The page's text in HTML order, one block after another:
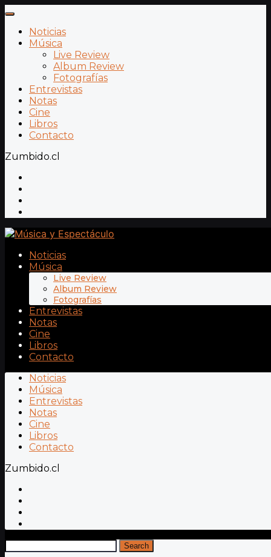
Noticias
Música
Live Review
Album Review
Fotografías
Entrevistas
Notas
Cine
Libros
Contacto
Zumbido.cl
Noticias
Música
Live Review
Album Review
Fotografías
Entrevistas
Notas
Cine
Libros
Contacto
Noticias
Música
Entrevistas
Notas
Cine
Libros
Contacto
Zumbido.cl
Search